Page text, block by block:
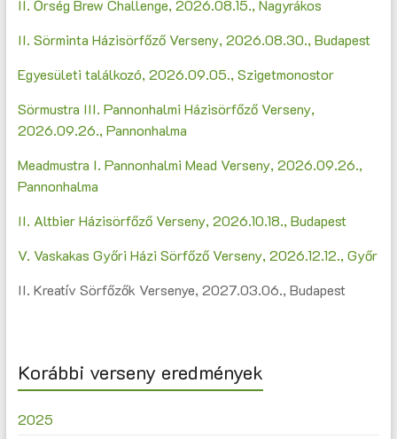
II. Őrség Brew Challenge, 2026.08.15., Nagyrákos
II. Sörminta Házisörfőző Verseny, 2026.08.30., Budapest
Egyesületi találkozó, 2026.09.05., Szigetmonostor
Sörmustra III. Pannonhalmi Házisörfőző Verseny,
2026.09.26., Pannonhalma
Meadmustra I. Pannonhalmi Mead Verseny, 2026.09.26.,
Pannonhalma
II. Altbier Házisörfőző Verseny, 2026.10.18., Budapest
V. Vaskakas Győri Házi Sörfőző Verseny, 2026.12.12., Győr
II. Kreatív Sörfőzők Versenye, 2027.03.06., Budapest
Korábbi verseny eredmények
2025